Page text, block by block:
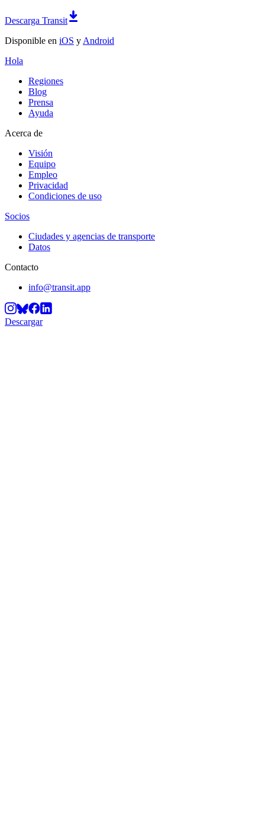
Descarga Transit
Disponible en iOS y Android
Hola
Regiones
Blog
Prensa
Ayuda
Acerca de
Visión
Equipo
Empleo
Privacidad
Condiciones de uso
Socios
Ciudades y agencias de transporte
Datos
Contacto
info@transit.app
Descargar